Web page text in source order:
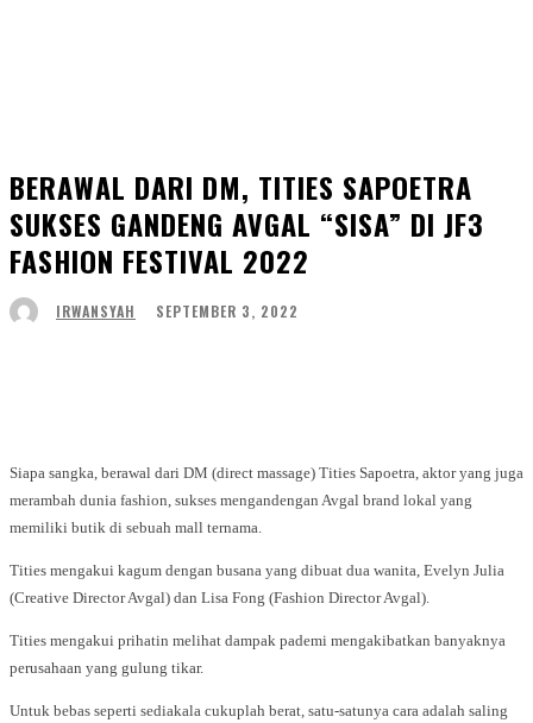
BERAWAL DARI DM, TITIES SAPOETRA
SUKSES GANDENG AVGAL “SISA” DI JF3
FASHION FESTIVAL 2022
IRWANSYAH SEPTEMBER 3, 2022
Siapa sangka, berawal dari DM (direct massage) Tities Sapoetra, aktor yang juga
merambah dunia fashion, sukses mengandengan Avgal brand lokal yang
memiliki butik di sebuah mall ternama.
Tities mengakui kagum dengan busana yang dibuat dua wanita, Evelyn Julia
(Creative Director Avgal) dan Lisa Fong (Fashion Director Avgal).
Tities mengakui prihatin melihat dampak pademi mengakibatkan banyaknya
perusahaan yang gulung tikar.
Untuk bebas seperti sediakala cukuplah berat, satu-satunya cara adalah saling